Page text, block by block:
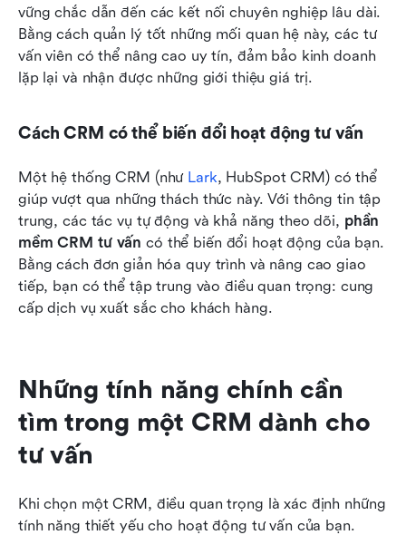
vững chắc dẫn đến các kết nối chuyên nghiệp lâu dài.
Bằng cách quản lý tốt những mối quan hệ này, các tư
vấn viên có thể nâng cao uy tín, đảm bảo kinh doanh
lặp lại và nhận được những giới thiệu giá trị.
Cách CRM có thể biến đổi hoạt động tư vấn
Một hệ thống CRM (như Lark, HubSpot CRM) có thể
giúp vượt qua những thách thức này. Với thông tin tập
trung, các tác vụ tự động và khả năng theo dõi, phần
mềm CRM tư vấn có thể biến đổi hoạt động của bạn.
Bằng cách đơn giản hóa quy trình và nâng cao giao
tiếp, bạn có thể tập trung vào điều quan trọng: cung
cấp dịch vụ xuất sắc cho khách hàng.
Những tính năng chính cần
tìm trong một CRM dành cho
tư vấn
Khi chọn một CRM, điều quan trọng là xác định những
tính năng thiết yếu cho hoạt động tư vấn của bạn.